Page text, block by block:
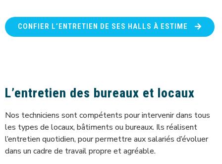
CONFIER L’ENTRETIEN DE SES HALLS À ESTIME
L’entretien des bureaux et locaux
Nos techniciens sont compétents pour intervenir dans tous
les types de locaux, bâtiments ou bureaux. Ils réalisent
l’entretien quotidien, pour permettre aux salariés d’évoluer
dans un cadre de travail propre et agréable.